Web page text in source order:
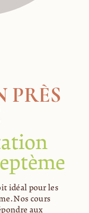
PRÈS
idéal pour les
Nos cours
aux